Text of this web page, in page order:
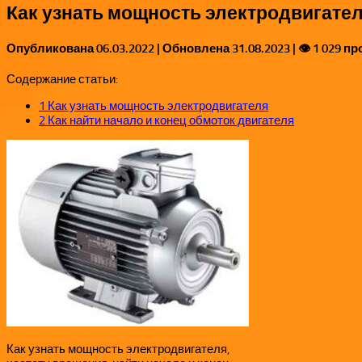
Как узнать мощность
Опубликована06.03.2022 | Обновлена31.08.2023 | 👁 1 029
Содержание статьи:
1 Как узнать мощность электродвигателя
2 Как найти начало и конец обмоток двигателя
Как узнать мощность электродвигателя,